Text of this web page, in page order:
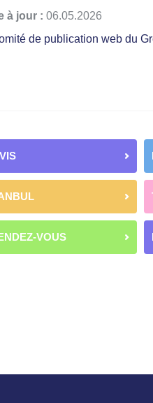
à jour : 06.05.2026
de publication web du
VOUS